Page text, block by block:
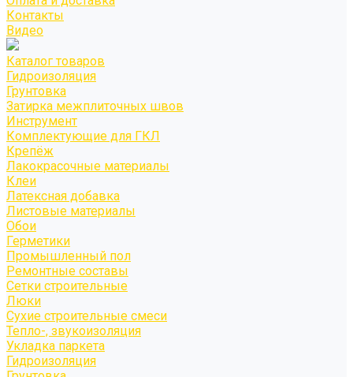
Контакты
Видео
Каталог товаров
Гидроизоляция
Грунтовка
Затирка межплиточных швов
Инструмент
Комплектующие для ГКЛ
Крепёж
Лакокрасочные материалы
Клеи
Латексная добавка
Листовые материалы
Обои
Герметики
Промышленный пол
Ремонтные составы
Сетки строительные
Люки
Сухие строительные смеси
Тепло-, звукоизоляция
Укладка паркета
Гидроизоляция